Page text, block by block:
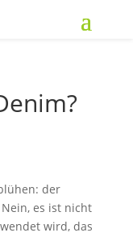
der
es ist nicht
wird, das